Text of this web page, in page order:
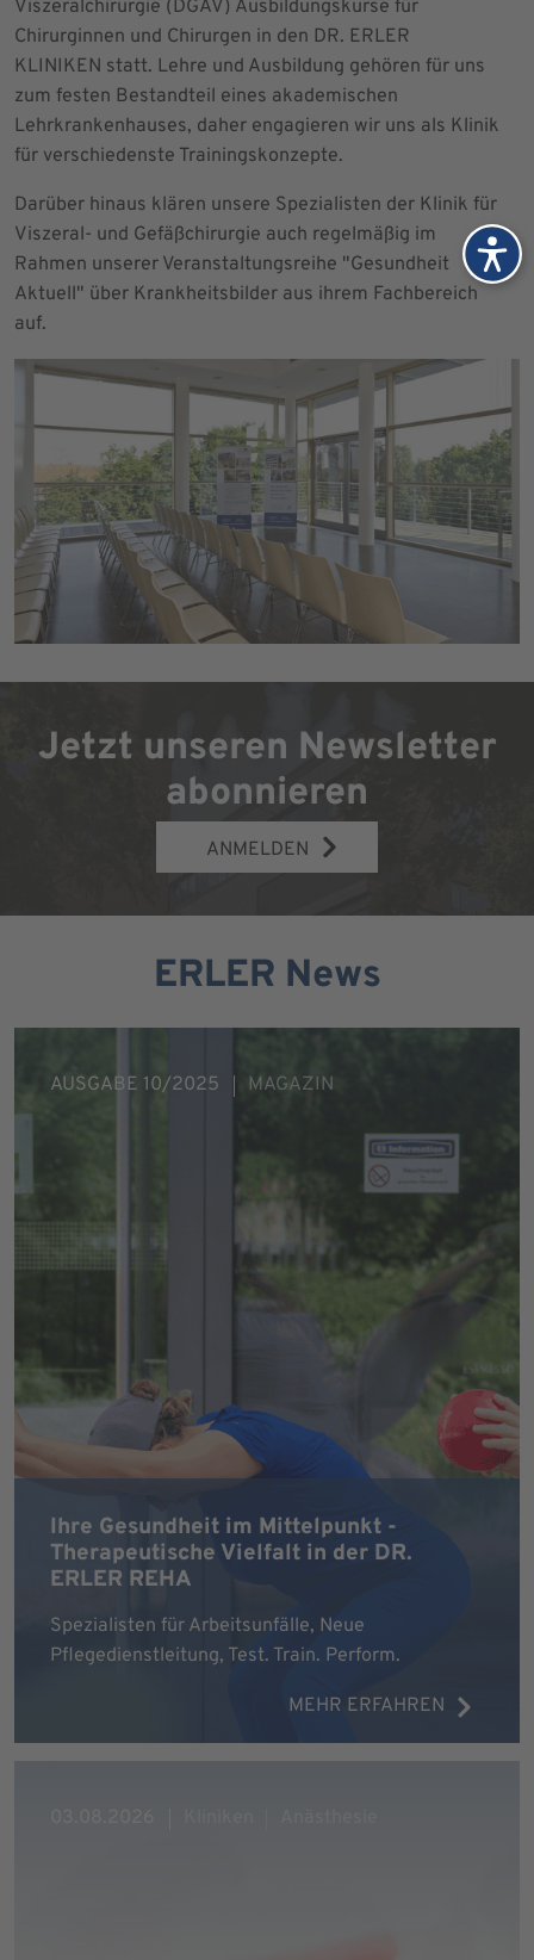
Viszeralchirurgie (DGAV) Ausbildungskurse für
Chirurginnen und Chirurgen in den DR. ERLER
KLINIKEN statt. Lehre und Ausbildung gehören für uns
zum festen Bestandteil eines akademischen
Lehrkrankenhauses, daher engagieren wir uns als Klinik
für verschiedenste Trainingskonzepte.
Darüber hinaus klären unsere Spezialisten der Klinik für
Viszeral- und Gefäßchirurgie auch regelmäßig im
Rahmen unserer Veranstaltungsreihe "Gesundheit
Aktuell" über Krankheitsbilder aus ihrem Fachbereich
auf.
Jetzt unseren Newsletter
abonnieren
ANMELDEN
ERLER News
Ihre Gesundheit im Mittelpunkt -
Therapeutische Vielfalt in der DR.
ERLER REHA
Spezialisten für Arbeitsunfälle, Neue
Pflegedienstleitung, Test. Train. Perform.
MEHR ERFAHREN
AUSGABE 10/2025 MAGAZIN